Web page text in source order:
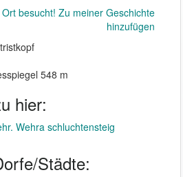
besucht! Zu meiner Geschichte
hinzufügen
548 m
hier:
Wehra schluchtensteig
Städte: